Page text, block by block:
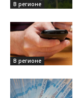
В регионе
В регионе